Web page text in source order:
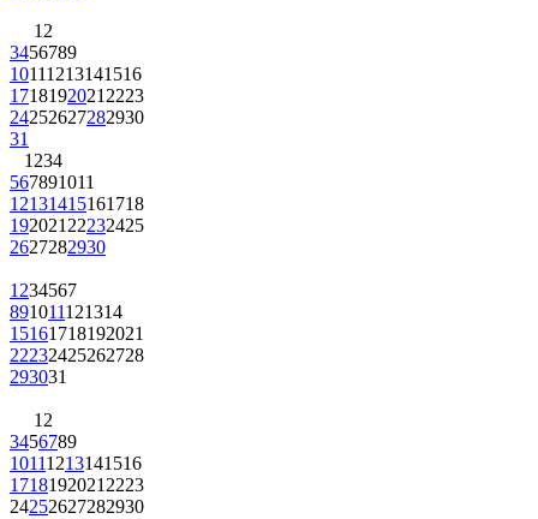
1 2
3456789
10111213141516
1718192021 2223
24252627282930
31
1 234
567891011
12131415161718
192021 22232425
2627282930
1 234567
891011121314
15161718192021
22232425262728
293031
1 2
3456789
10111213141516
1718192021 2223
24252627282930